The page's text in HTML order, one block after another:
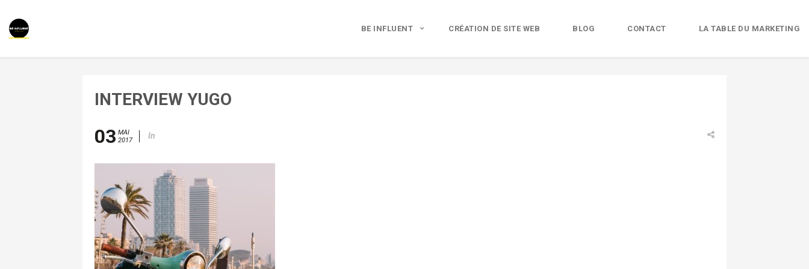
BE INFLUENT CRÉATION DE SITE WEB BLOG CONTACT LA TABLE DU MARKETING
INTERVIEW YUGO
03 MAI
2017
In